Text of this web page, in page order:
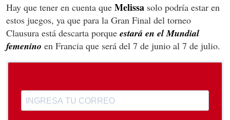
Hay que tener en cuenta que Melissa solo podría estar en
estos juegos, ya que para la Gran Final del torneo
Clausura está descarta porque estará en el Mundial
femenino en Francia que será del 7 de junio al 7 de julio.